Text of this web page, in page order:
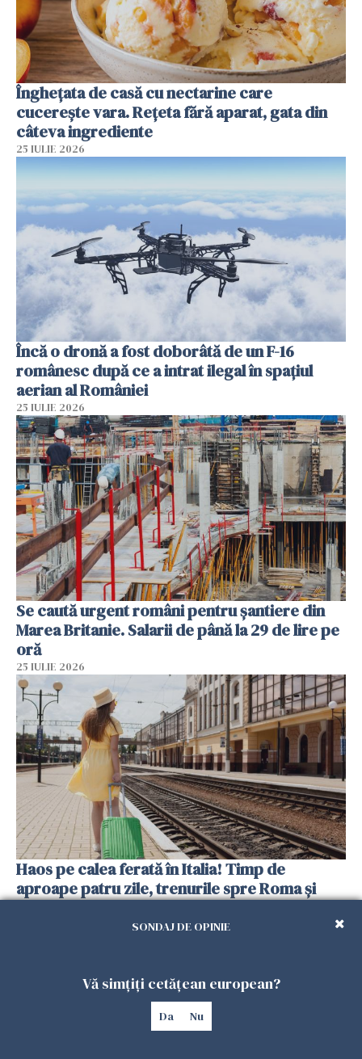
Înghețata de casă cu nectarine care
cucerește vara. Rețeta fără aparat, gata din
câteva ingrediente
25 IULIE 2026
Încă o dronă a fost doborâtă de un F-16
românesc după ce a intrat ilegal în spațiul
aerian al României
25 IULIE 2026
Se caută urgent români pentru șantiere din
Marea Britanie. Salarii de până la 29 de lire pe
oră
25 IULIE 2026
Haos pe calea ferată în Italia! Timp de
aproape patru zile, trenurile spre Roma și
SONDAJ DE OPINIE
Vă simțiți cetățean european?
Da Nu